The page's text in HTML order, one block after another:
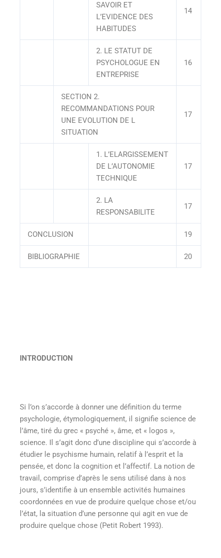
SAVOIR ET
L’EVIDENCE DES
HABITUDES
14
2. LE STATUT DE
PSYCHOLOGUE EN
ENTREPRISE
16
SECTION 2.
RECOMMANDATIONS POUR
UNE EVOLUTION DE L
SITUATION
17
1. L’ELARGISSEMENT
DE L’AUTONOMIE
TECHNIQUE
17
2. LA
RESPONSABILITE
17
CONCLUSION 19
BIBLIOGRAPHIE 20
INTRODUCTION
Si l’on s’accorde à donner une définition du terme
psychologie, étymologiquement, il signifie science de
l’âme, tiré du grec « psyché », âme, et « logos »,
science. Il s’agit donc d’une discipline qui s’accorde à
étudier le psychisme humain, relatif à l’esprit et la
pensée, et donc la cognition et l’affectif. La notion de
travail, comprise d’après le sens utilisé dans à nos
jours, s’identifie à un ensemble activités humaines
coordonnées en vue de produire quelque chose et/ou
l’état, la situation d’une personne qui agit en vue de
produire quelque chose (Petit Robert 1993).